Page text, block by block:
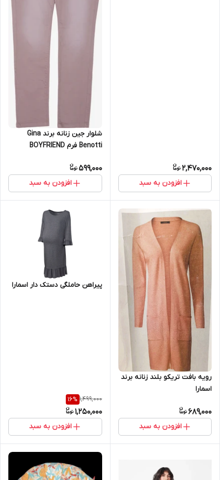
2,470,000
افزودن به سبد
شلوار جین زنانه برند Gina
Benotti فرم BOYFRIEND
599,000
افزودن به سبد
رویه بافت تریکو بلند زنانه برند
اسمارا
689,000
افزودن به سبد
پیراهن حاملگی دستک دار اسمارا
1,499,000
16%
1,250,000
افزودن به سبد